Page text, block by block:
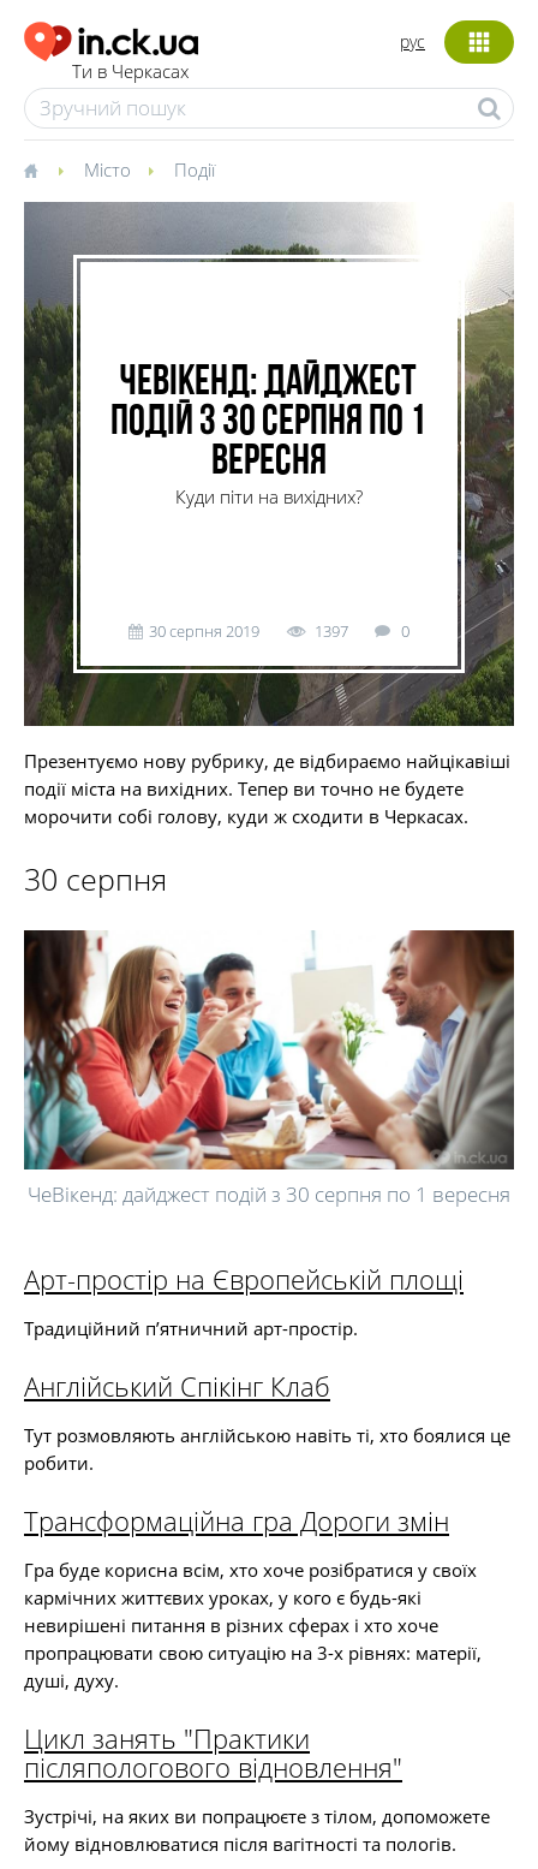
Ти в Черкасах
рус
Місто Події
ЧеВікенд: дайджест
подій з 30 серпня по 1
вересня
Куди піти на вихідних?
30 серпня 2019 1397 0
Презентуємо нову рубрику, де відбираємо найцікавіші
події міста на вихідних. Тепер ви точно не будете
морочити собі голову, куди ж сходити в Черкасах.
30 серпня
ЧеВікенд: дайджест подій з 30 серпня по 1 вересня
Арт-простір на Європейській площі
Традиційний п’ятничний арт-простір.
Англійський Спікінг Клаб
Тут розмовляють англійською навіть ті, хто боялися це
робити.
Трансформаційна гра Дороги змін
Гра буде корисна всім, хто хоче розібратися у своїх
кармічних життєвих уроках, у кого є будь-які
невирішені питання в різних сферах і хто хоче
пропрацювати свою ситуацію на 3-х рівнях: матерії,
душі, духу.
Цикл занять "Практики
післяпологового відновлення"
Зустрічі, на яких ви попрацюєте з тілом, допоможете
йому відновлюватися після вагітності та пологів.